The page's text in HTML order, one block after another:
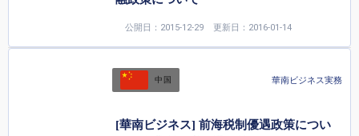
公開日：2015-12-29 更新日：2016-01-14
中国 華南ビジネス実務
[華南ビジネス] 前海税制優遇政策につい